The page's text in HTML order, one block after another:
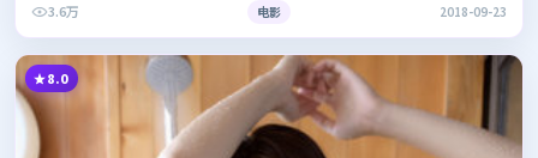
3.6万
电影 2018-09-23
8.0